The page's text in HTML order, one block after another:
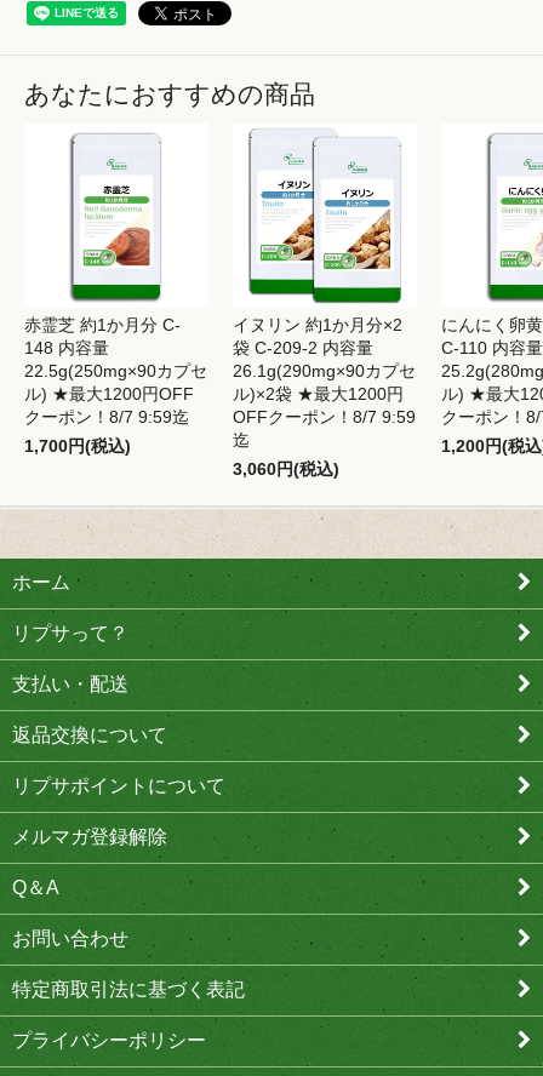
あなたにおすすめの商品
赤霊芝 約1か月分 C-
148 内容量
22.5g(250mg×90カプセ
ル) ★最大1200円OFF
クーポン！8/7 9:59迄
1,700円(税込)
イヌリン 約1か月分×2
袋 C-209-2 内容量
26.1g(290mg×90カプセ
ル)×2袋 ★最大1200円
OFFクーポン！8/7 9:59
迄
3,060円(税込)
にんにく卵
C-110 内容量
ル) ★最大
クーポン！
1,200円(税
ホーム
リプサって？
支払い・配送
返品交換について
リプサポイントについて
メルマガ登録解除
Q＆A
お問い合わせ
特定商取引法に基づく表記
プライバシーポリシー